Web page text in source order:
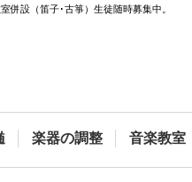
併設（笛子･古箏）生徒随時募集中。
楽器の調整 音楽教室